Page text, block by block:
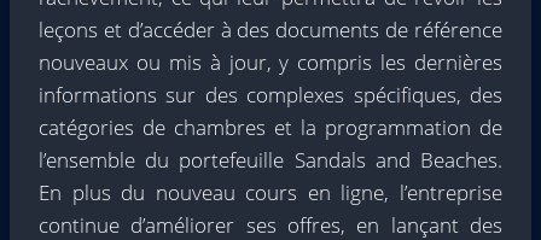
leçons et d’accéder à des documents de référence
nouveaux ou mis à jour, y compris les dernières
informations sur des complexes spécifiques, des
catégories de chambres et la programmation de
l’ensemble du portefeuille Sandals and Beaches.
En plus du nouveau cours en ligne, l’entreprise
continue d’améliorer ses offres, en lançant des